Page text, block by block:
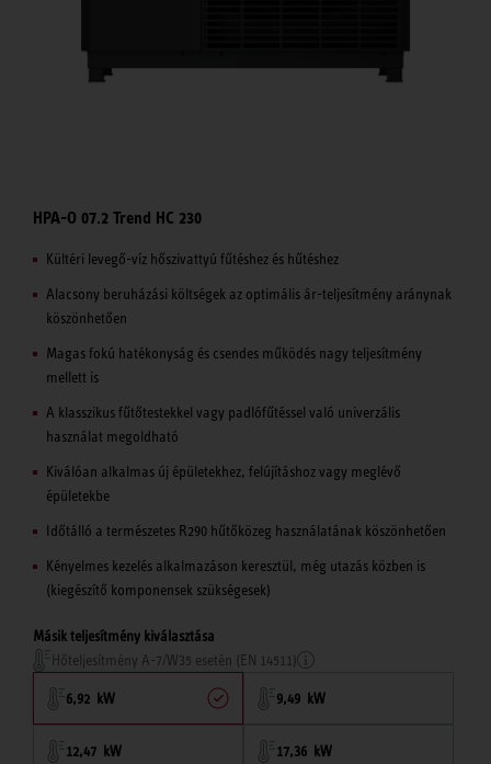
HPA-O 07.2 Trend HC 230
Kültéri levegő-víz hőszivattyú fűtéshez és hűtéshez
Alacsony beruházási költségek az optimális ár-teljesítmény aránynak
köszönhetően
Magas fokú hatékonyság és csendes működés nagy teljesítmény
mellett is
A klasszikus fűtőtestekkel vagy padlófűtéssel való univerzális
használat megoldható
Kiválóan alkalmas új épületekhez, felújításhoz vagy meglévő
épületekbe
Időtálló a természetes R290 hűtőközeg használatának köszönhetően
Kényelmes kezelés alkalmazáson keresztül, még utazás közben is
(kiegészítő komponensek szükségesek)
Másik teljesítmény kiválasztása
Hőteljesítmény A-7/W35 esetén (EN 14511)
6,92 kW 9,49 kW
12,47 kW 17,36 kW